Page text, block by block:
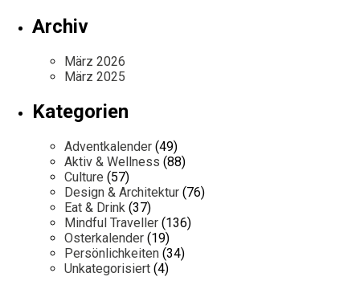
Archiv
März 2026
März 2025
Kategorien
Adventkalender (49)
Aktiv & Wellness (88)
Culture (57)
Design & Architektur (76)
Eat & Drink (37)
Mindful Traveller (136)
Osterkalender (19)
Persönlichkeiten (34)
Unkategorisiert (4)